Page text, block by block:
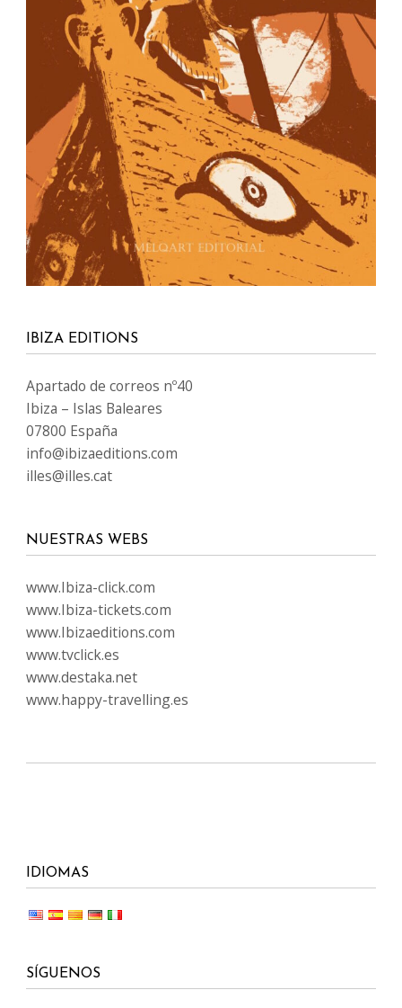
IBIZA EDITIONS
Apartado de correos nº40
Ibiza – Islas Baleares
07800 España
info@ibizaeditions.com
illes@illes.cat
NUESTRAS WEBS
www.Ibiza-click.com
www.Ibiza-tickets.com
www.Ibizaeditions.com
www.tvclick.es
www.destaka.net
www.happy-travelling.es
IDIOMAS
SÍGUENOS